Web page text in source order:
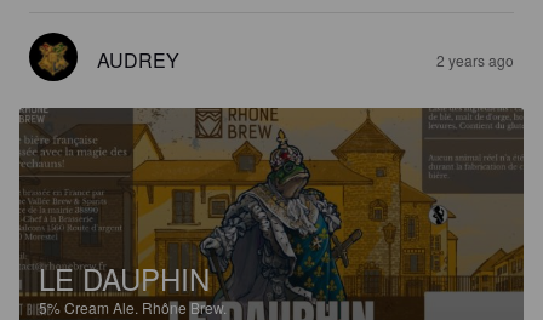
AUDREY 2 years ago
LE DAUPHIN
5%Cream Ale. Rhône Brew.